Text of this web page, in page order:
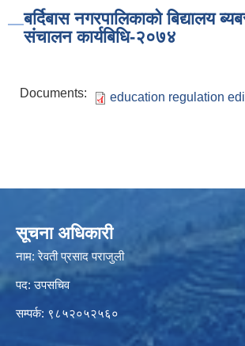
बर्दिबास नगरपालिकाको बिद्यालय
संचालन कार्यबिधि-२०७४
Documents: education regulation
सूचना अधिकारी
नाम: रेवती प्रसाद पराजुली
पद: उपसचिव
सम्पर्क: ९८५२०५२५६०